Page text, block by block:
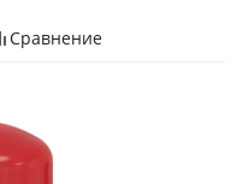
Сравнение